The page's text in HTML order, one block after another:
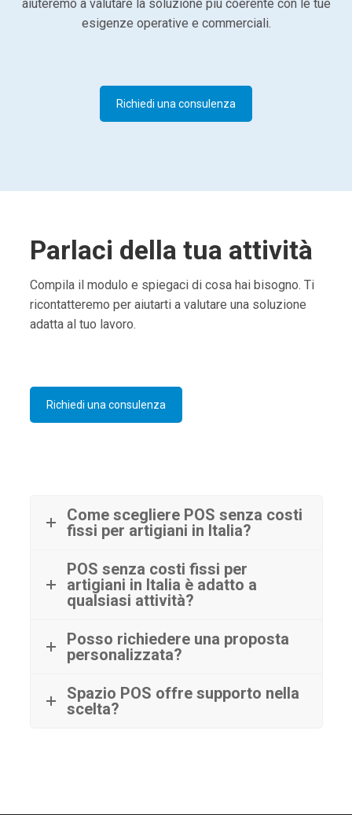
aiuteremo a valutare la soluzione più coerente con le tue
esigenze operative e commerciali.
Richiedi una consulenza
Parlaci della tua attività
Compila il modulo e spiegaci di cosa hai bisogno. Ti
ricontatteremo per aiutarti a valutare una soluzione
adatta al tuo lavoro.
Richiedi una consulenza
Come scegliere POS senza costi
fissi per artigiani in Italia?
POS senza costi fissi per
artigiani in Italia è adatto a
qualsiasi attività?
Posso richiedere una proposta
personalizzata?
Spazio POS offre supporto nella
scelta?